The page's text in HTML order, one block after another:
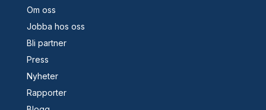
Om oss
Jobba hos oss
Bli partner
Press
Nyheter
Rapporter